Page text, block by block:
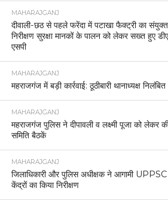
MAHARAJGANJ
महराजगंज: मिशन शक्ति टीम की त्वरित कार्रवाई
वर्षीय बालिका साक्षी सकुशल बरामद, परिजनों से
चौक नगर पंचायत में कोटेदार पर गंभीर आरोप, ग्रामीणों
शिकायत।
MAHARAJGANJ
महराजगंज महोत्सव को लेकर प्रशासन सक्रिय,
व्यवस्था को सुदृढ़ बनाने के लिए अधिकारियों ने किया
MAHARAJGANJ
पुलिस अधीक्षक ने अधिकारी व कर्मचारियों को मिष्ठान
कर दी दीपावली की शुभकामनाएं